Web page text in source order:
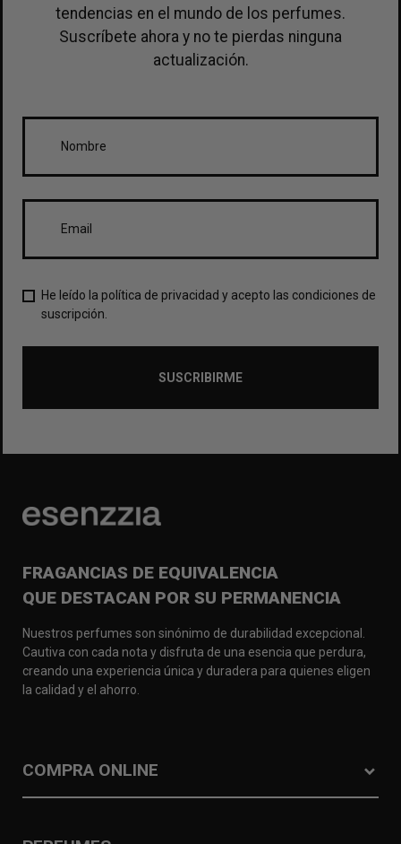
tendencias en el mundo de los perfumes.
Suscríbete ahora y no te pierdas ninguna
actualización.
He leído la política de privacidad y acepto las condiciones de
suscripción.
SUSCRIBIRME
FRAGANCIAS DE EQUIVALENCIA
QUE DESTACAN POR SU PERMANENCIA
Nuestros perfumes son sinónimo de durabilidad excepcional.
Cautiva con cada nota y disfruta de una esencia que perdura,
creando una experiencia única y duradera para quienes eligen
la calidad y el ahorro.
COMPRA ONLINE